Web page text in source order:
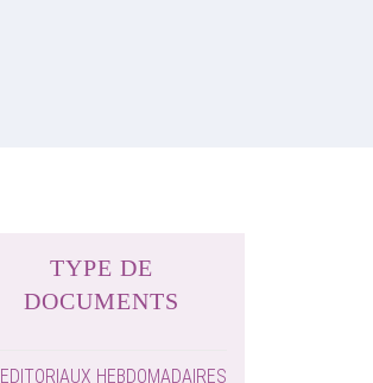
TYPE DE
DOCUMENTS
EDITORIAUX HEBDOMADAIRES